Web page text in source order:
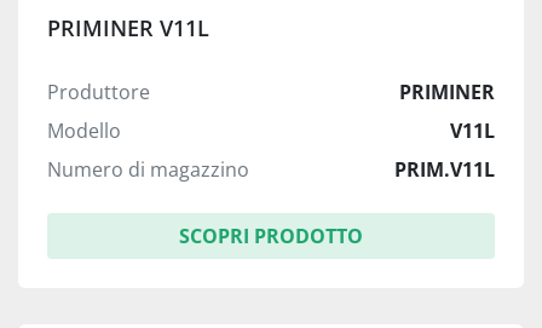
PRIMINER V11L
Produttore
PRIMINER
Modello
V11L
Numero di magazzino
PRIM.V11L
SCOPRI PRODOTTO